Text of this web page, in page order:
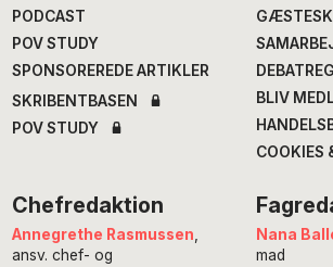
PODCAST
POV STUDY
SPONSOREREDE ARTIKLER
SKRIBENTBASEN
POV STUDY
BLIV
COOKIES
Chefredaktion
Annegrethe Rasmussen
ansv. chef- og
Nana
mad